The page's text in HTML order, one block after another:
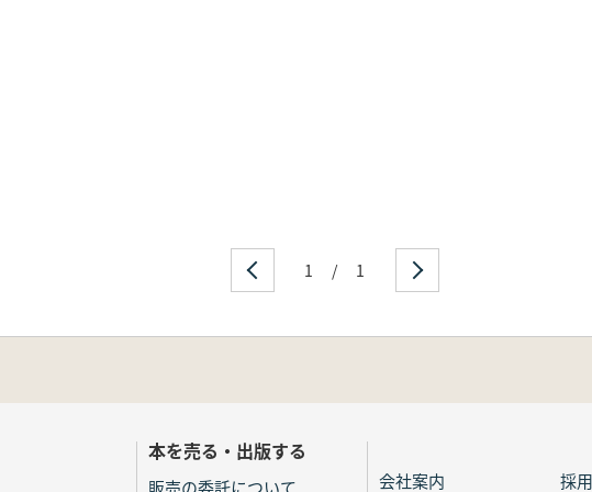
1 / 1
本を売る・出版する
販売の委託について 会社案内 採